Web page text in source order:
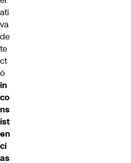
ati
va
de
te
ct
ó
in
co
ns
ist
en
ci
as